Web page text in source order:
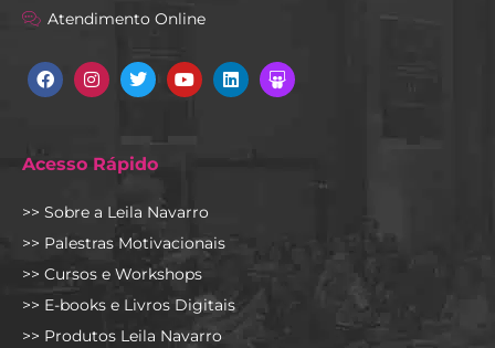
Atendimento Online
FacebookInstagramTwitterYoutubeLinkedinSlideshare
Acesso Rápido
>> Sobre a Leila Navarro
>> Palestras Motivacionais
>> Cursos e Workshops
>> E-books e Livros Digitais
>> Produtos Leila Navarro